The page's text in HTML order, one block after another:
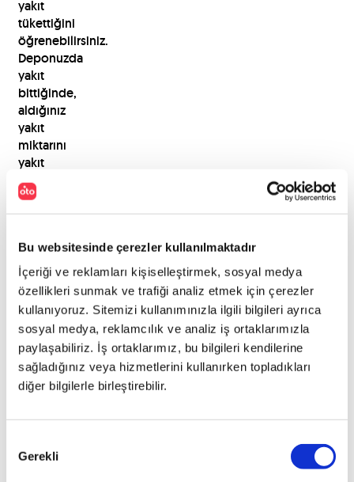
Bu websitesinde çerezler kullanılmaktadır
İçeriği ve reklamları kişiselleştirmek, sosyal medya
özellikleri sunmak ve trafiği analiz etmek için çerezler
kullanıyoruz. Sitemizi kullanımınızla ilgili bilgileri ayrıca
sosyal medya, reklamcılık ve analiz iş ortaklarımızla
paylaşabiliriz. İş ortaklarımız, bu bilgileri kendilerine
sağladığınız veya hizmetlerini kullanırken topladıkları
diğer bilgilerle birleştirebilir.
Seçimi
Gerekli
yakıt
tükettiğini
öğrenebilirsiniz.
Deponuzda
yakıt
bittiğinde,
aldığınız
yakıt
miktarını
yakıt
aldıktan
sonra
gittiğiniz
bölebilir
ve
kilometre
başına
yakıt
tüketimini
bulabilirsiniz.
Yakıt
hesaplama
araç